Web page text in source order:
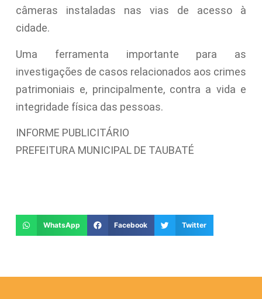
câmeras instaladas nas vias de acesso à
cidade.
Uma ferramenta importante para as
investigações de casos relacionados aos crimes
patrimoniais e, principalmente, contra a vida e
integridade física das pessoas.
INFORME PUBLICITÁRIO
PREFEITURA MUNICIPAL DE TAUBATÉ
WhatsApp Facebook Twitter